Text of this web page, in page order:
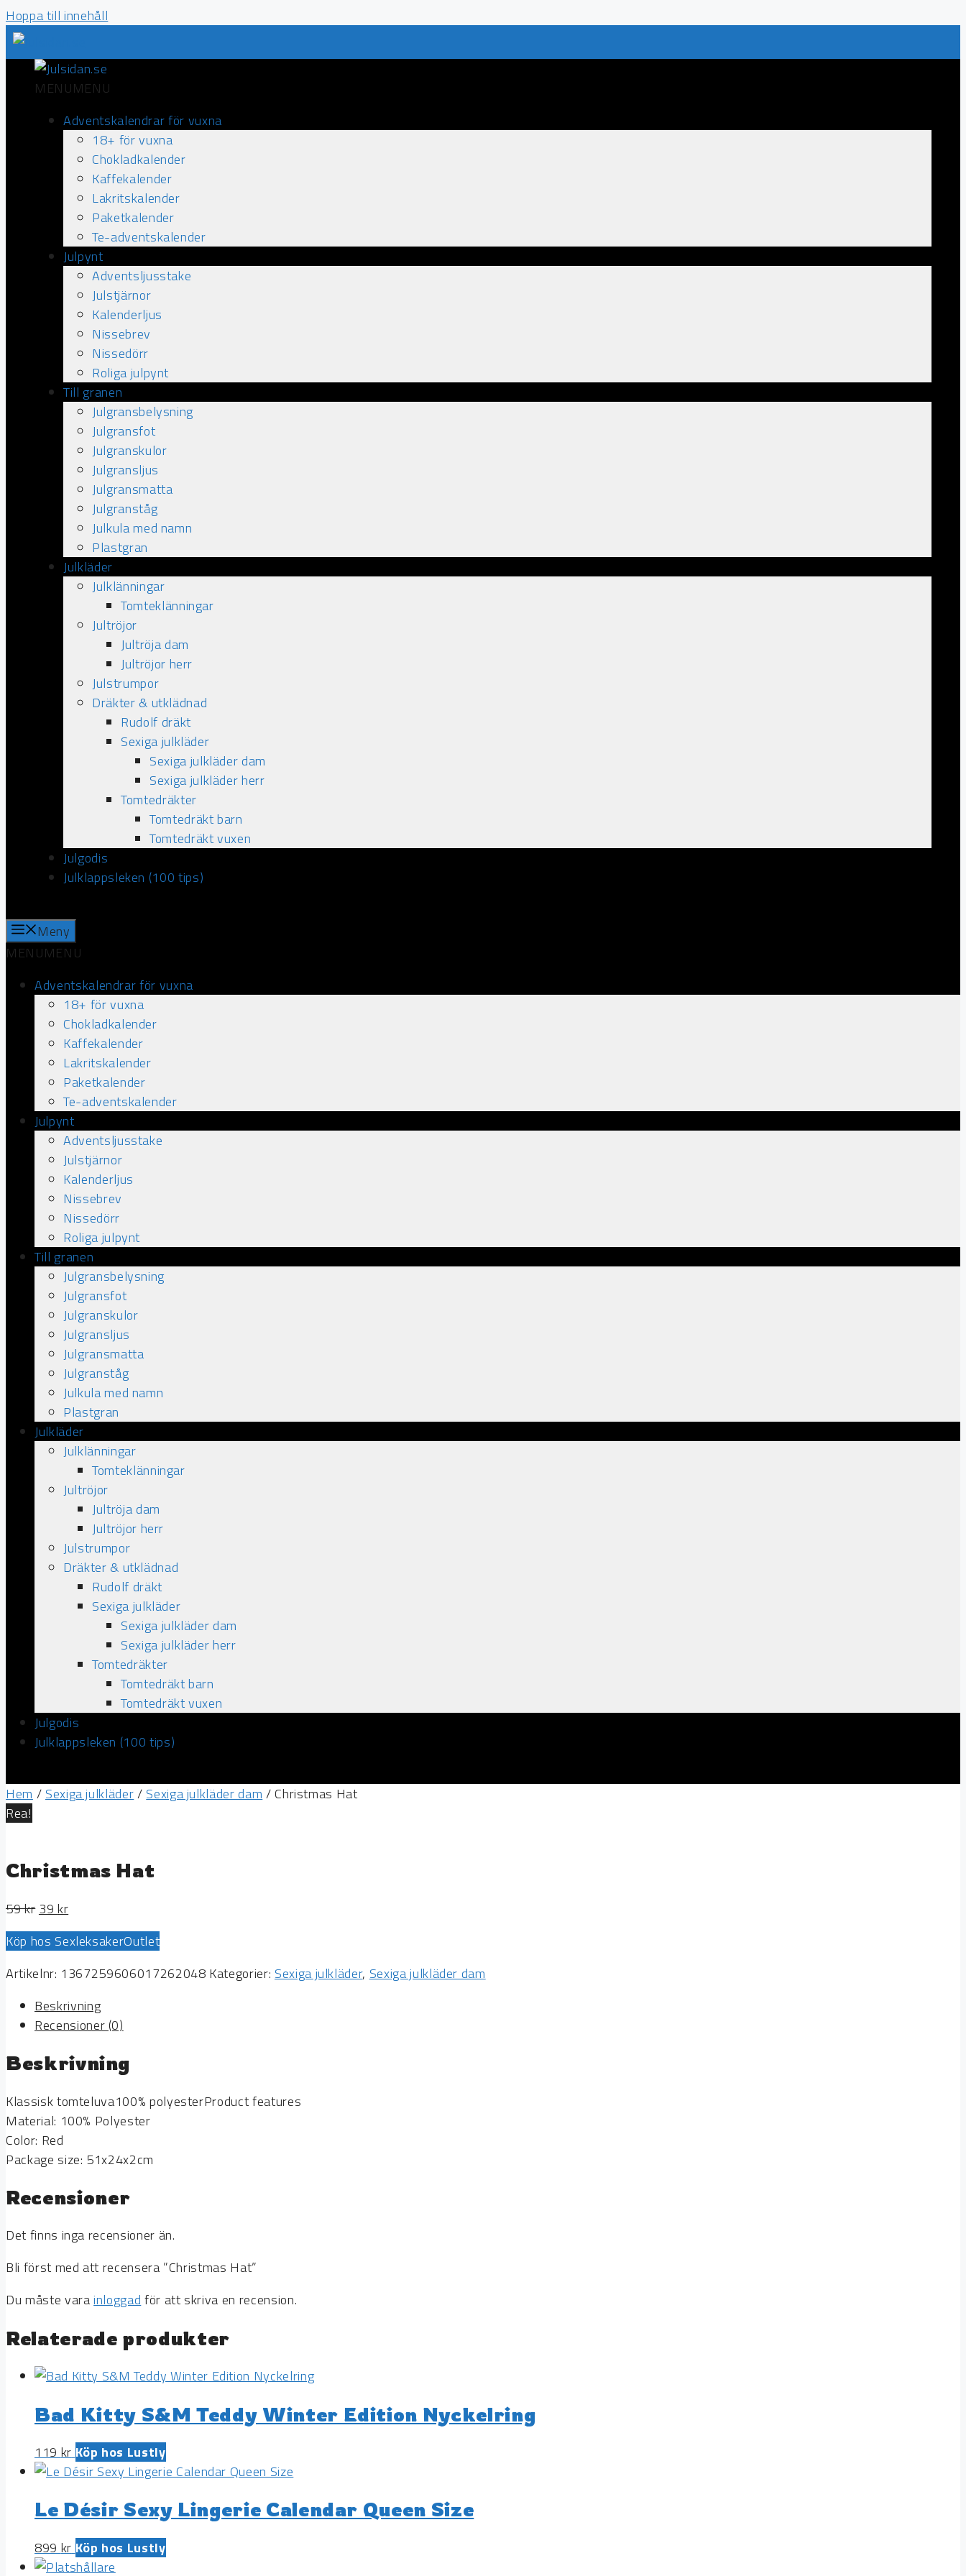
Hoppa till innehåll
MENUMENU
Adventskalendrar för vuxna
18+ för vuxna
Chokladkalender
Kaffekalender
Lakritskalender
Paketkalender
Te-adventskalender
Julpynt
Adventsljusstake
Julstjärnor
Kalenderljus
Nissebrev
Nissedörr
Roliga julpynt
Till granen
Julgransbelysning
Julgransfot
Julgranskulor
Julgransljus
Julgransmatta
Julgranståg
Julkula med namn
Plastgran
Julkläder
Julklänningar
Tomteklänningar
Jultröjor
Jultröja dam
Jultröjor herr
Julstrumpor
Dräkter & utklädnad
Rudolf dräkt
Sexiga julkläder
Sexiga julkläder dam
Sexiga julkläder herr
Tomtedräkter
Tomtedräkt barn
Tomtedräkt vuxen
Julgodis
Julklappsleken (100 tips)
Meny
MENUMENU
Adventskalendrar för vuxna
18+ för vuxna
Chokladkalender
Kaffekalender
Lakritskalender
Paketkalender
Te-adventskalender
Julpynt
Adventsljusstake
Julstjärnor
Kalenderljus
Nissebrev
Nissedörr
Roliga julpynt
Till granen
Julgransbelysning
Julgransfot
Julgranskulor
Julgransljus
Julgransmatta
Julgranståg
Julkula med namn
Plastgran
Julkläder
Julklänningar
Tomteklänningar
Jultröjor
Jultröja dam
Jultröjor herr
Julstrumpor
Dräkter & utklädnad
Rudolf dräkt
Sexiga julkläder
Sexiga julkläder dam
Sexiga julkläder herr
Tomtedräkter
Tomtedräkt barn
Tomtedräkt vuxen
Julgodis
Julklappsleken (100 tips)
Hem / Sexiga julkläder/ Sexiga julkläder dam / Christmas Hat
Rea!
Christmas Hat
59kr 39 kr
Köp hos SexleksakerOutlet
Artikelnr: 1367259606017262048 Kategorier: Sexiga julkläder, Sexiga julkläder dam
Beskrivning
Recensioner (0)
Beskrivning
Klassisk tomteluva100% polyesterProduct features
Material: 100% Polyester
Color: Red
Package size: 51x24x2cm
Recensioner
Det finns inga recensioner än.
Bli först med att recensera ”Christmas Hat”
Du måste varainloggadför att skriva en recension.
Relaterade produkter
Bad Kitty S&M Teddy Winter Edition Nyckelring
119 kr Köp hos Lustly
Le Désir Sexy Lingerie Calendar Queen Size
899 kr Köp hos Lustly